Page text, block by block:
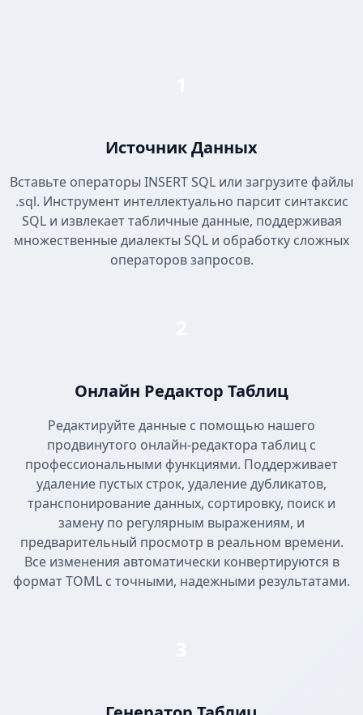
Источник Данных
Вставьте операторы INSERT SQL или загрузите файлы
.sql. Инструмент интеллектуально парсит синтаксис
SQL и извлекает табличные данные, поддерживая
множественные диалекты SQL и обработку сложных
операторов запросов.
Онлайн Редактор Таблиц
Редактируйте данные с помощью нашего
продвинутого онлайн-редактора таблиц с
профессиональными функциями. Поддерживает
удаление пустых строк, удаление дубликатов,
транспонирование данных, сортировку, поиск и
замену по регулярным выражениям, и
предварительный просмотр в реальном времени.
Все изменения автоматически конвертируются в
формат TOML с точными, надежными результатами.